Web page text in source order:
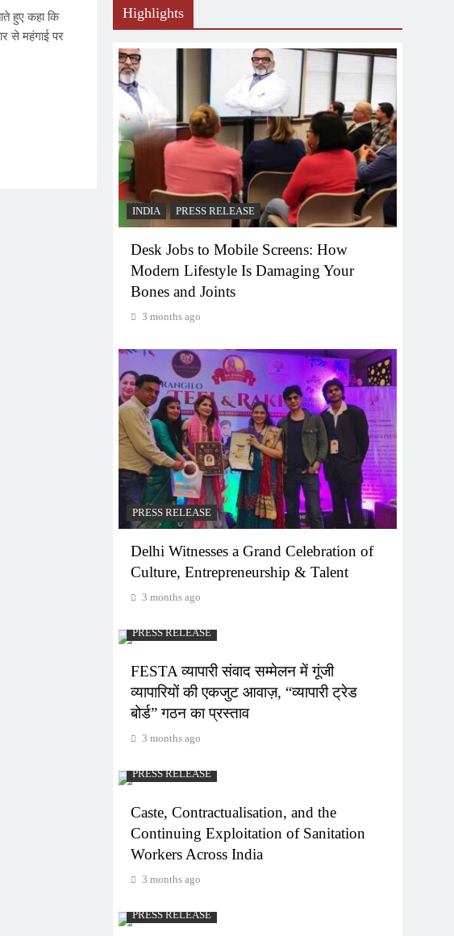
हुए कहा कि
से महंगाई पर
Highlights
INDIA PRESS RELEASE
Desk Jobs to Mobile Screens: How
Modern Lifestyle Is Damaging Your
Bones and Joints
3 months ago
PRESS RELEASE
Delhi Witnesses a Grand Celebration of
Culture, Entrepreneurship & Talent
3 months ago
PRESS RELEASE
FESTA व्यापारी संवाद सम्मेलन में गूंजी
व्यापारियों की एकजुट आवाज़, “व्यापारी ट्रेड
बोर्ड” गठन का प्रस्ताव
3 months ago
PRESS RELEASE
Caste, Contractualisation, and the
Continuing Exploitation of Sanitation
Workers Across India
3 months ago
PRESS RELEASE